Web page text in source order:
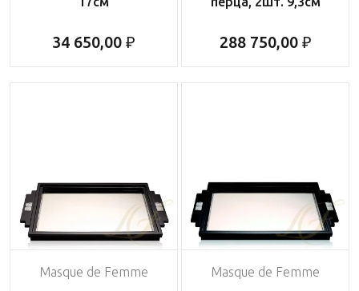
34 650,00 ₽ 288 750,00 ₽
Masque de Femme Masque de Femme